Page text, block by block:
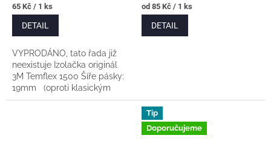
Měrná
cena:
65 Kč / 1 ks
DETAIL
VYPRODÁNO, tato řada již
neexistuje Izolačka originál
3M Temflex 1500 Šíře pásky:
19mm (oproti klasickým
15mm) Délka pásky: 20m
Měrná
cena:
od 85 Kč / 1 ks
DETAIL
Tip
Doporučujeme